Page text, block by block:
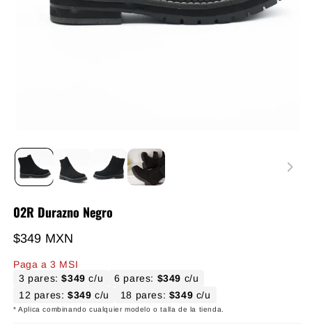
02R Durazno Negro
Precio habitual
$349 MXN
Paga a 3 MSI
3 pares:$349 c/u 6 pares: $349 c/u
12 pares: $349 c/u 18 pares: $349 c/u
* Aplica combinando cualquier modelo o talla de la tienda.